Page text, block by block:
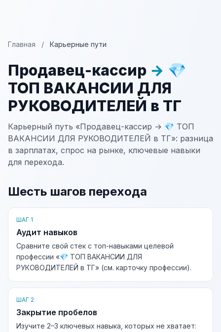
Главная / Карьерные пути
Продавец-кассир → 💎
ТОП ВАКАНСИИ ДЛЯ
РУКОВОДИТЕЛЕЙ в ТГ
Карьерный путь «Продавец-кассир → 💎 ТОП
ВАКАНСИИ ДЛЯ РУКОВОДИТЕЛЕЙ в ТГ»: разница
в зарплатах, спрос на рынке, ключевые навыки
для перехода.
Шесть шагов перехода
ШАГ 1
Аудит навыков
Сравните свой стек с топ-навыками целевой
профессии «💎 ТОП ВАКАНСИИ ДЛЯ
РУКОВОДИТЕЛЕЙ в ТГ» (см. карточку профессии).
ШАГ 2
Закрытие пробелов
Изучите 2–3 ключевых навыка, которых не хватает: